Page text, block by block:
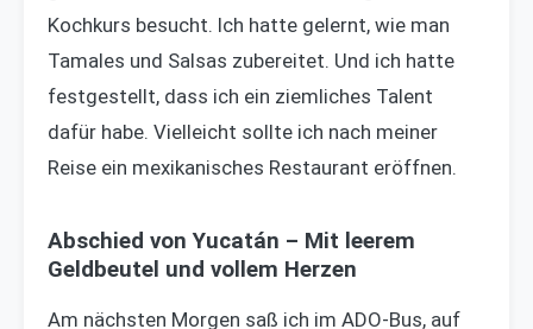
Kochkurs besucht. Ich hatte gelernt, wie man
Tamales und Salsas zubereitet. Und ich hatte
festgestellt, dass ich ein ziemliches Talent
dafür habe. Vielleicht sollte ich nach meiner
Reise ein mexikanisches Restaurant eröffnen.
Abschied von Yucatán – Mit leerem
Geldbeutel und vollem Herzen
Am nächsten Morgen saß ich im ADO-Bus, auf